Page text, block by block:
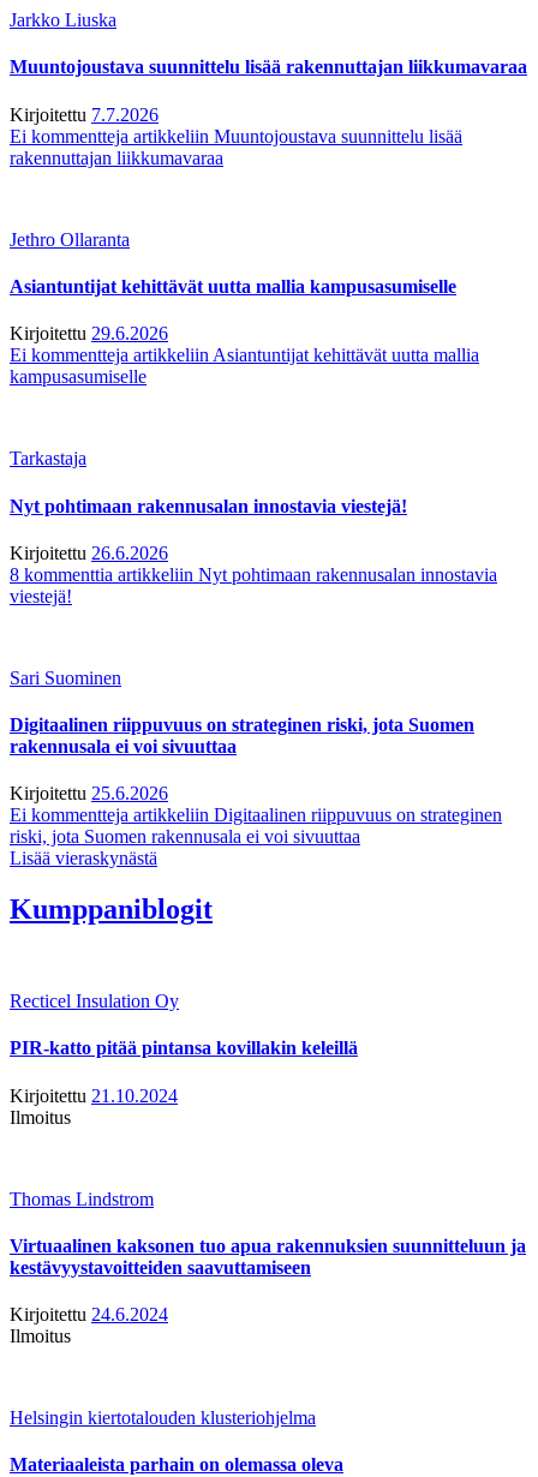
Jarkko Liuska
Muuntojoustava suunnittelu lisää rakennuttajan liikkumavaraa
Kirjoitettu 7.7.2026
Ei kommentteja artikkeliin Muuntojoustava suunnittelu lisää
rakennuttajan liikkumavaraa
Jethro Ollaranta
Asiantuntijat kehittävät uutta mallia kampusasumiselle
Kirjoitettu 29.6.2026
Ei kommentteja artikkeliin Asiantuntijat kehittävät uutta mallia
kampusasumiselle
Tarkastaja
Nyt pohtimaan rakennusalan innostavia viestejä!
Kirjoitettu 26.6.2026
8 kommenttia artikkeliin Nyt pohtimaan rakennusalan innostavia
viestejä!
Sari Suominen
Digitaalinen riippuvuus on strateginen riski, jota Suomen
rakennusala ei voi sivuuttaa
Kirjoitettu 25.6.2026
Ei kommentteja artikkeliin Digitaalinen riippuvuus on strateginen
riski, jota Suomen rakennusala ei voi sivuuttaa
Lisää vieraskynästä
Kumppaniblogit
Recticel Insulation Oy
PIR-katto pitää pintansa kovillakin keleillä
Kirjoitettu 21.10.2024
Ilmoitus
Thomas Lindstrom
Virtuaalinen kaksonen tuo apua rakennuksien suunnitteluun ja
kestävyystavoitteiden saavuttamiseen
Kirjoitettu 24.6.2024
Ilmoitus
Helsingin kiertotalouden klusteriohjelma
Materiaaleista parhain on olemassa oleva